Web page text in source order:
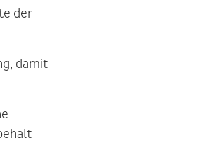
der
damit